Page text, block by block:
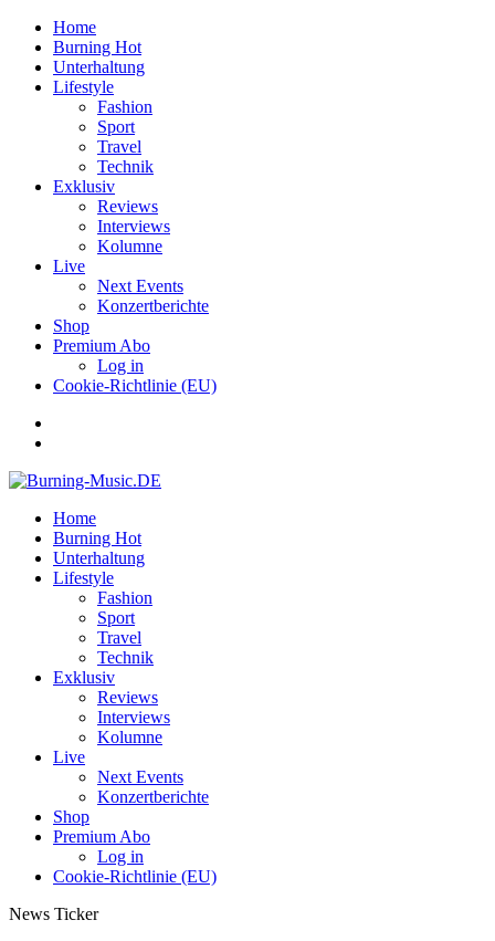
Home
Burning Hot
Unterhaltung
Lifestyle
Fashion
Sport
Travel
Technik
Exklusiv
Reviews
Interviews
Kolumne
Live
Next Events
Konzertberichte
Shop
Premium Abo
Log in
Cookie-Richtlinie (EU)
Home
Burning Hot
Unterhaltung
Lifestyle
Fashion
Sport
Travel
Technik
Exklusiv
Reviews
Interviews
Kolumne
Live
Next Events
Konzertberichte
Shop
Premium Abo
Log in
Cookie-Richtlinie (EU)
News Ticker